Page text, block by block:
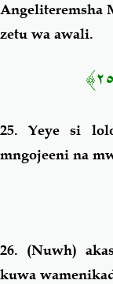
Angeliteremsha
zetu wa awali.
25.Yeye si
mngojeeni na
26. (Nuwh)
kuwa